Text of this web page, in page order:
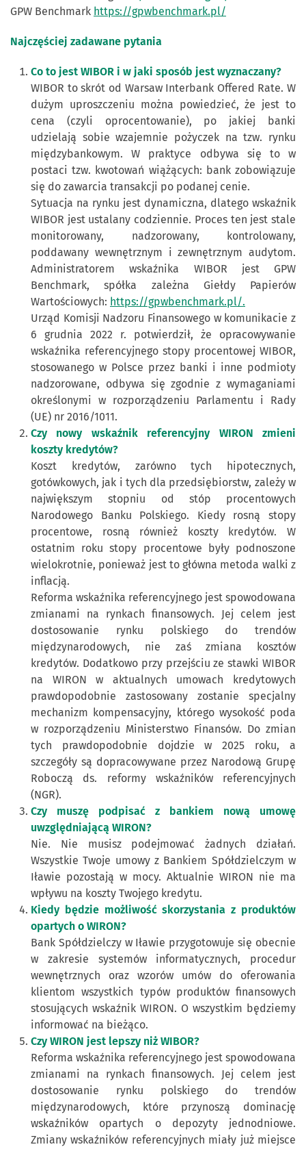
GPW Benchmark https://gpwbenchmark.pl/
Najczęściej zadawane pytania
Co to jest WIBOR i w jaki sposób jest wyznaczany?
WIBOR to skrót od Warsaw Interbank Offered Rate. W
dużym uproszczeniu można powiedzieć, że jest to
cena (czyli oprocentowanie), po jakiej banki
udzielają sobie wzajemnie pożyczek na tzw. rynku
międzybankowym. W praktyce odbywa się to w
postaci tzw. kwotowań wiążących: bank zobowiązuje
się do zawarcia transakcji po podanej cenie.
Sytuacja na rynku jest dynamiczna, dlatego wskaźnik
WIBOR jest ustalany codziennie. Proces ten jest stale
monitorowany, nadzorowany, kontrolowany,
poddawany wewnętrznym i zewnętrznym audytom.
Administratorem wskaźnika WIBOR jest GPW
Benchmark, spółka zależna Giełdy Papierów
Wartościowych: https://gpwbenchmark.pl/.
Urząd Komisji Nadzoru Finansowego w komunikacie z
6 grudnia 2022 r. potwierdził, że opracowywanie
wskaźnika referencyjnego stopy procentowej WIBOR,
stosowanego w Polsce przez banki i inne podmioty
nadzorowane, odbywa się zgodnie z wymaganiami
określonymi w rozporządzeniu Parlamentu i Rady
(UE) nr 2016/1011.
Czy nowy wskaźnik referencyjny WIRON zmieni
koszty kredytów?
Koszt kredytów, zarówno tych hipotecznych,
gotówkowych, jak i tych dla przedsiębiorstw, zależy w
największym stopniu od stóp procentowych
Narodowego Banku Polskiego. Kiedy rosną stopy
procentowe, rosną również koszty kredytów. W
ostatnim roku stopy procentowe były podnoszone
wielokrotnie, ponieważ jest to główna metoda walki z
inflacją.
Reforma wskaźnika referencyjnego jest spowodowana
zmianami na rynkach finansowych. Jej celem jest
dostosowanie rynku polskiego do trendów
międzynarodowych, nie zaś zmiana kosztów
kredytów. Dodatkowo przy przejściu ze stawki WIBOR
na WIRON w aktualnych umowach kredytowych
prawdopodobnie zastosowany zostanie specjalny
mechanizm kompensacyjny, którego wysokość poda
w rozporządzeniu Ministerstwo Finansów. Do zmian
tych prawdopodobnie dojdzie w 2025 roku, a
szczegóły są dopracowywane przez Narodową Grupę
Roboczą ds. reformy wskaźników referencyjnych
(NGR).
Czy muszę podpisać z bankiem nową umowę
uwzględniającą WIRON?
Nie. Nie musisz podejmować żadnych działań.
Wszystkie Twoje umowy z Bankiem Spółdzielczym w
Iławie pozostają w mocy. Aktualnie WIRON nie ma
wpływu na koszty Twojego kredytu.
Kiedy będzie możliwość skorzystania z produktów
opartych o WIRON?
Bank Spółdzielczy w Iławie przygotowuje się obecnie
w zakresie systemów informatycznych, procedur
wewnętrznych oraz wzorów umów do oferowania
klientom wszystkich typów produktów finansowych
stosujących wskaźnik WIRON. O wszystkim będziemy
informować na bieżąco.
Czy WIRON jest lepszy niż WIBOR?
Reforma wskaźnika referencyjnego jest spowodowana
zmianami na rynkach finansowych. Jej celem jest
dostosowanie rynku polskiego do trendów
międzynarodowych, które przynoszą dominację
wskaźników opartych o depozyty jednodniowe.
Zmiany wskaźników referencyjnych miały już miejsce